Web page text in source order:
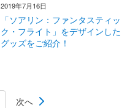
2019年7月16日
「ソアリン：ファンタスティッ
ク・フライト」をデザインした
グッズをご紹介！
次へ